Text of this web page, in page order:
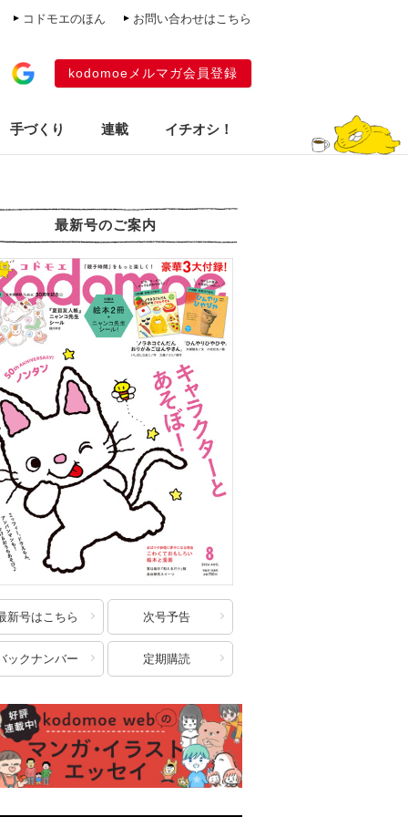
コドモエのほん お問い合わせはこちら
kodomoeメルマガ会員登録
手づくり 連載 イチオシ！
最新号のご案内
新号はこちら 次号予告
ックナンバー 定期購読